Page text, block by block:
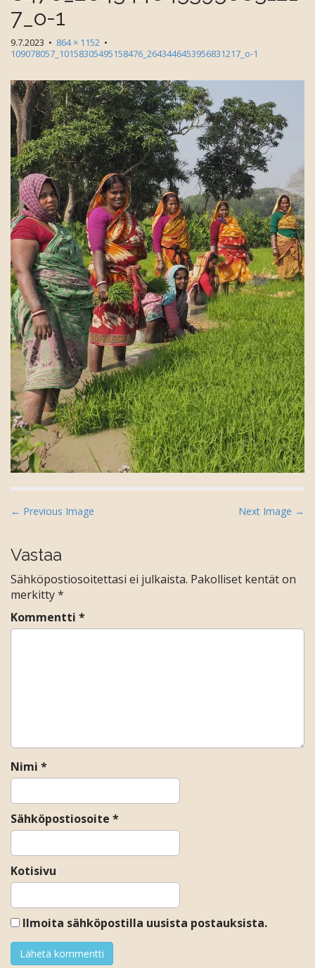
7_o-1
9.7.2023 • 864 × 1152 •
109078057_10158305495158476_2643446453956831217_o-1
P
s
n
a
v
n
← Previous Image Next Image →
Vastaa
Sähköpostiosoitettasi ei julkaista. Pakolliset kentät on
merkitty*
Kommentti *
Nimi *
Sähköpostiosoite *
Kotisivu
Ilmoita sähköpostilla uusista postauksista.